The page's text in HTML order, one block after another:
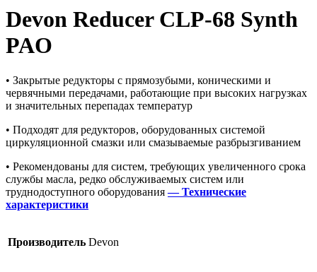
Devon Reducer CLP-68 Synth
PAO
• Закрытые редукторы с прямозубыми, коническими и
червячными передачами, работающие при высоких нагрузках
и значительных перепадах температур
• Подходят для редукторов, оборудованных системой
циркуляционной смазки или смазываемые разбрызгиванием
• Рекомендованы для систем, требующих увеличенного срока
службы масла, редко обслуживаемых систем или
труднодоступного оборудования— Технические
характеристики
Производитель Devon